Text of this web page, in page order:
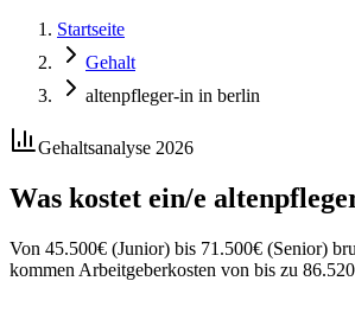
Startseite
Gehalt
altenpfleger-in in berlin
Gehaltsanalyse 2026
Was kostet ein/e
Von 45.500€ (Junior) bis 71.500€ (Senior)
kommen Arbeitgeberkosten von bis zu 86.520